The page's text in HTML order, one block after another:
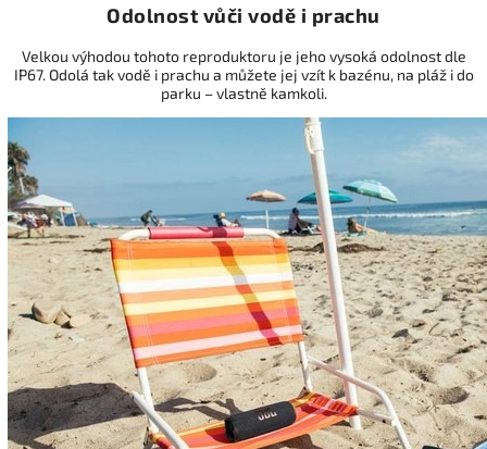
Odolnost vůči vodě i prachu
Velkou výhodou tohoto reproduktoru je jeho vysoká odolnost dle
IP67. Odolá tak vodě i prachu a můžete jej vzít k bazénu, na pláž i do
parku – vlastně kamkoli.